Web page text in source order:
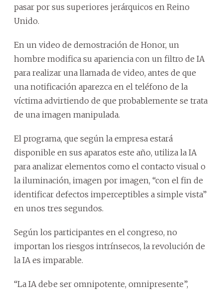
pasar por sus superiores jerárquicos en Reino
Unido.
En un video de demostración de Honor, un
hombre modifica su apariencia con un filtro de IA
para realizar una llamada de video, antes de que
una notificación aparezca en el teléfono de la
víctima advirtiendo de que probablemente se trata
de una imagen manipulada.
El programa, que según la empresa estará
disponible en sus aparatos este año, utiliza la IA
para analizar elementos como el contacto visual o
la iluminación, imagen por imagen, “con el fin de
identificar defectos imperceptibles a simple vista”
en unos tres segundos.
Según los participantes en el congreso, no
importan los riesgos intrínsecos, la revolución de
la IA es imparable.
“La IA debe ser omnipotente, omnipresente”,